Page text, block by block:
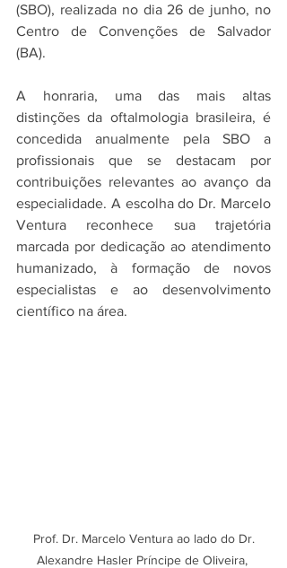
(SBO), realizada no dia 26 de junho, no
Centro de Convenções de Salvador
(BA).
A honraria, uma das mais altas
distinções da oftalmologia brasileira, é
concedida anualmente pela SBO a
profissionais que se destacam por
contribuições relevantes ao avanço da
especialidade. A escolha do Dr. Marcelo
Ventura reconhece sua trajetória
marcada por dedicação ao atendimento
humanizado, à formação de novos
especialistas e ao desenvolvimento
científico na área.
Alexandre Hasler Príncipe de Oliveira,